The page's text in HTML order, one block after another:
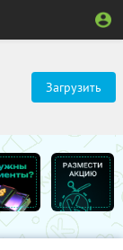
Загрузить